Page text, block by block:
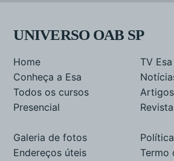
UNIVERSO OAB SP
Home
Conheça a Esa
Todos os cursos
Presencial
TV Esa
Artigos
Revista
Galeria de fotos
Endereços úteis
Termo